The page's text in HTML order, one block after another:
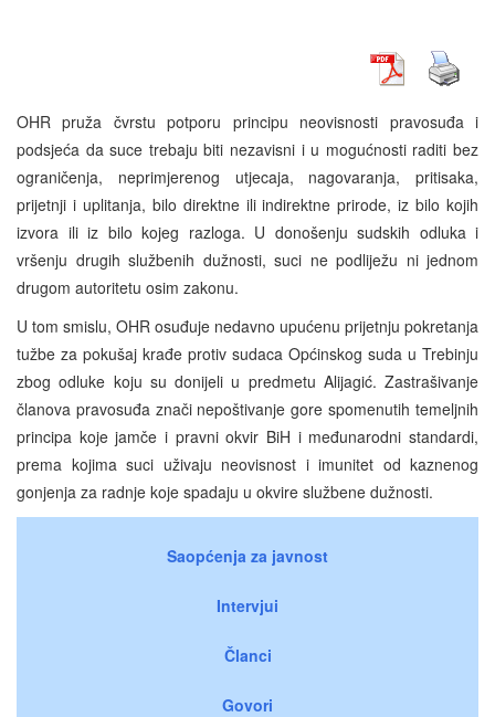
OHR pruža čvrstu potporu principu neovisnosti pravosuđa i
podsjeća da suce trebaju biti nezavisni i u mogućnosti raditi bez
ograničenja, neprimjerenog utjecaja, nagovaranja, pritisaka,
prijetnji i uplitanja, bilo direktne ili indirektne prirode, iz bilo kojih
izvora ili iz bilo kojeg razloga. U donošenju sudskih odluka i
vršenju drugih službenih dužnosti, suci ne podliježu ni jednom
drugom autoritetu osim zakonu.
U tom smislu, OHR osuđuje nedavno upućenu prijetnju pokretanja
tužbe za pokušaj krađe protiv sudaca Općinskog suda u Trebinju
zbog odluke koju su donijeli u predmetu Alijagić. Zastrašivanje
članova pravosuđa znači nepoštivanje gore spomenutih temeljnih
principa koje jamče i pravni okvir BiH i međunarodni standardi,
prema kojima suci uživaju neovisnost i imunitet od kaznenog
gonjenja za radnje koje spadaju u okvire službene dužnosti.
Saopćenja za javnost
Intervjui
Članci
Govori